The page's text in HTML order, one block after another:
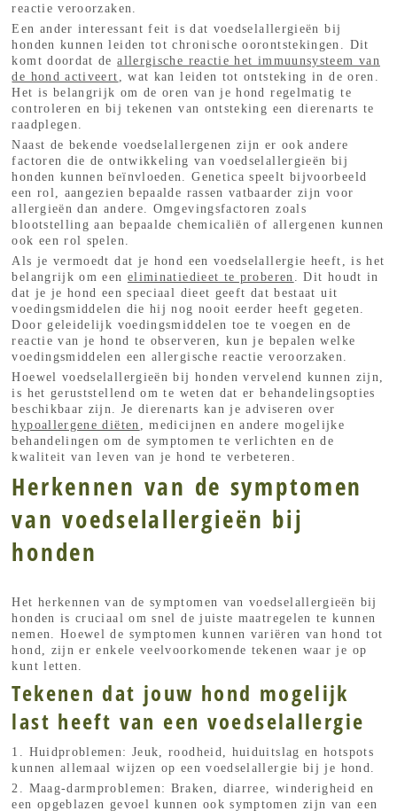
reactie veroorzaken.
Een ander interessant feit is dat voedselallergieën bij
honden kunnen leiden tot chronische oorontstekingen. Dit
komt doordat deallergische reactie het immuunsysteem van
de hond activeert
, wat kan leiden tot ontsteking in de oren.
Het is belangrijk om de oren van je hond regelmatig te
controleren en bij tekenen van ontsteking een dierenarts te
raadplegen.
Naast de bekende voedselallergenen zijn er ook andere
factoren die de ontwikkeling van voedselallergieën bij
honden kunnen beïnvloeden. Genetica speelt bijvoorbeeld
een rol, aangezien bepaalde rassen vatbaarder zijn voor
allergieën dan andere. Omgevingsfactoren zoals
blootstelling aan bepaalde chemicaliën of allergenen kunnen
ook een rol spelen.
Als je vermoedt dat je hond een voedselallergie heeft, is het
belangrijk om een eliminatiedieet te proberen
. Dit houdt in
dat je je hond een speciaal dieet geeft dat bestaat uit
voedingsmiddelen die hij nog nooit eerder heeft gegeten.
Door geleidelijk voedingsmiddelen toe te voegen en de
reactie van je hond te observeren, kun je bepalen welke
voedingsmiddelen een allergische reactie veroorzaken.
Hoewel voedselallergieën bij honden vervelend kunnen zijn,
is het geruststellend om te weten dat er behandelingsopties
beschikbaar zijn. Je dierenarts kan je adviseren over
hypoallergene diëten
, medicijnen en andere mogelijke
behandelingen om de symptomen te verlichten en de
kwaliteit van leven van je hond te verbeteren.
Herkennen van de symptomen
van voedselallergieën bij
honden
Het herkennen van de symptomen van voedselallergieën bij
honden is cruciaal om snel de juiste maatregelen te kunnen
nemen. Hoewel de symptomen kunnen variëren van hond tot
hond, zijn er enkele veelvoorkomende tekenen waar je op
kunt letten.
Tekenen dat jouw hond mogelijk
last heeft van een voedselallergie
1. Huidproblemen: Jeuk, roodheid, huiduitslag en hotspots
kunnen allemaal wijzen op een voedselallergie bij je hond.
2. Maag-darmproblemen: Braken, diarree, winderigheid en
een opgeblazen gevoel kunnen ook symptomen zijn van een